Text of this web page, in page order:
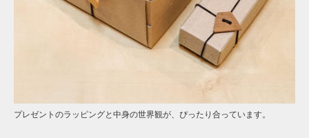
プレゼントのラッピングと中身の世界観が、ぴったり合っています。